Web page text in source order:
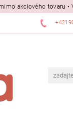
akciového tovaru •